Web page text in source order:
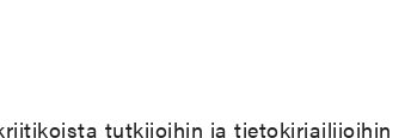
tutkijoihin ja tietokirjailijoihin